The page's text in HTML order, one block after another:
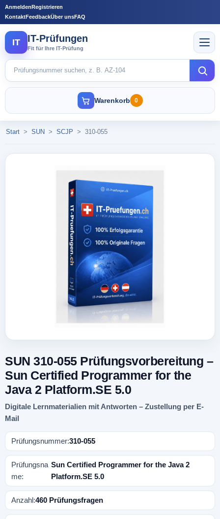
AnmeldenRegistrieren
KontaktFeedbackÜber unsFAQ
IT IT-Prüfungen
Fit für Ihre IT-Prüfung
Warenkorb 0
Start > SUN > SCJP > 310-055
SUN 310-055 Prüfungsvorbereitung –
Sun Certified Programmer for the
Java 2 Platform.SE 5.0
Digitale Lernmaterialien mit Antworten – Zustellung per E-
Mail
Prüfungsnummer:310-055
Prüfungsna
me:
Sun Certified Programmer for the Java 2
Platform.SE 5.0
Anzahl:460 Prüfungsfragen